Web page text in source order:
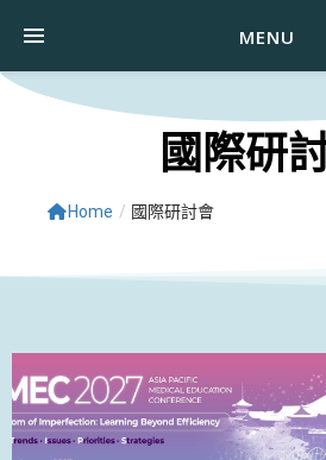
MENU
國際研
Home / 國際研討會